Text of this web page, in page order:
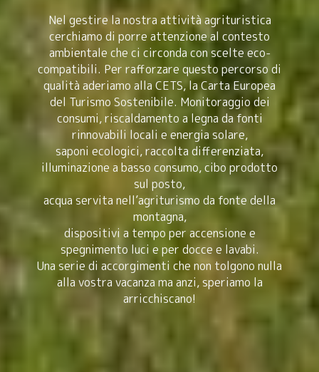
Nel gestire la nostra attività agrituristica
cerchiamo di porre attenzione al contesto
ambientale che ci circonda con scelte eco-
compatibili. Per rafforzare questo percorso di
qualità aderiamo alla CETS, la Carta Europea
del Turismo Sostenibile. Monitoraggio dei
consumi, riscaldamento a legna da fonti
rinnovabili locali e energia solare,
saponi ecologici, raccolta differenziata,
illuminazione a basso consumo, cibo prodotto
sul posto,
acqua servita nell’agriturismo da fonte della
montagna,
dispositivi a tempo per accensione e
spegnimento luci e per docce e lavabi.
Una serie di accorgimenti che non tolgono nulla
alla vostra vacanza ma anzi, speriamo la
arricchiscano!